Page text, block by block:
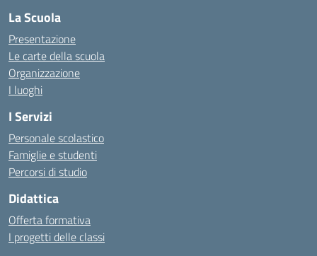
La Scuola
Presentazione
Le carte della scuola
Organizzazione
I luoghi
I Servizi
Personale scolastico
Famiglie e studenti
Percorsi di studio
Didattica
Offerta formativa
I progetti delle classi